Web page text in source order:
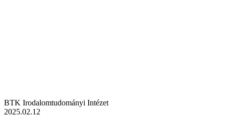
BTK Irodalomtudományi Intézet
2025.02.12